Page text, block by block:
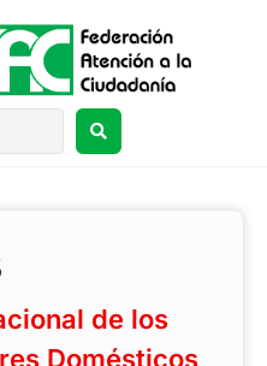
de los
Domésticos